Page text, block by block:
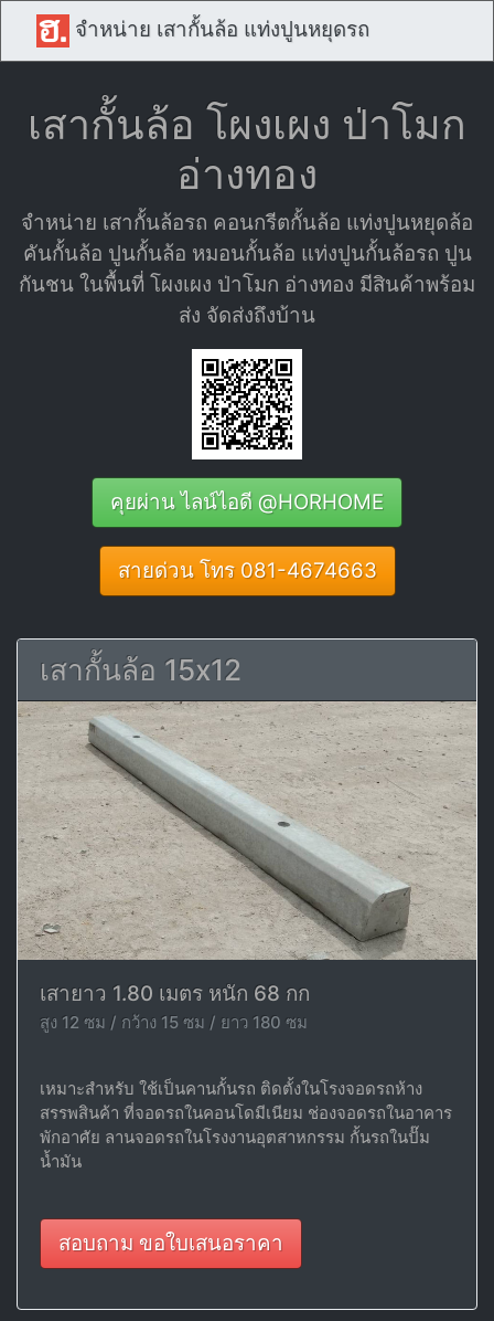
จำหน่าย เสากั้นล้อ แท่งปูนหยุดรถ
เสากั้นล้อ โผงเผง ป่าโมก
อ่างทอง
จำหน่าย เสากั้นล้อรถ คอนกรีตกั้นล้อ แท่งปูนหยุดล้อ
คันกั้นล้อ ปูนกั้นล้อ หมอนกั้นล้อ แท่งปูนกั้นล้อรถ ปูน
กันชน ในพื้นที่ โผงเผง ป่าโมก อ่างทอง มีสินค้าพร้อม
ส่ง จัดส่งถึงบ้าน
คุยผ่าน ไลน์ไอดี @HORHOME
สายด่วน โทร 081-4674663
เสากั้นล้อ 15x12
เสายาว 1.80 เมตร หนัก 68 กก
สูง 12 ซม / กว้าง 15 ซม / ยาว 180 ซม
เหมาะสำหรับ ใช้เป็นคานกั้นรถ ติดตั้งในโรงจอดรถห้าง
สรรพสินค้า ที่จอดรถในคอนโดมีเนียม ช่องจอดรถในอาคาร
พักอาศัย ลานจอดรถในโรงงานอุตสาหกรรม กั้นรถในปั๊ม
น้ำมัน
สอบถาม ขอใบเสนอราคา